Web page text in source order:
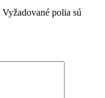
Vyžadované polia sú